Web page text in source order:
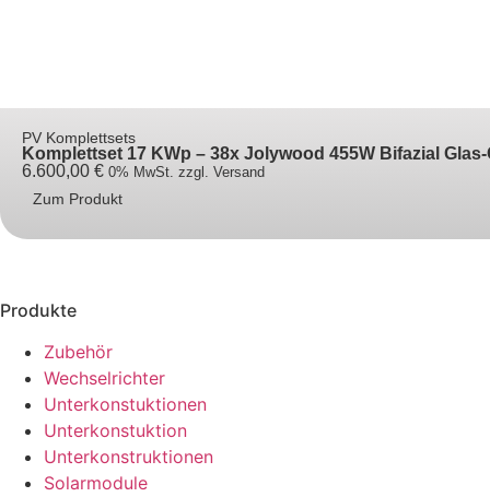
PV Komplettsets
Komplettset 17 KWp – 38x Jolywood 455W Bifazial
6.600,00 € 0% MwSt. zzgl. Versand
Zum Produkt
Produkte
Zubehör
Wechselrichter
Unterkonstuktionen
Unterkonstuktion
Unterkonstruktionen
Solarmodule